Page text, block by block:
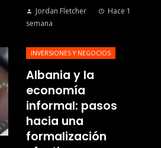
Jordan Fletcher
Hace 1
semana
INVERSIONES Y NEGOCIOS
Albania y la
economía
informal: pasos
hacia una
formalización